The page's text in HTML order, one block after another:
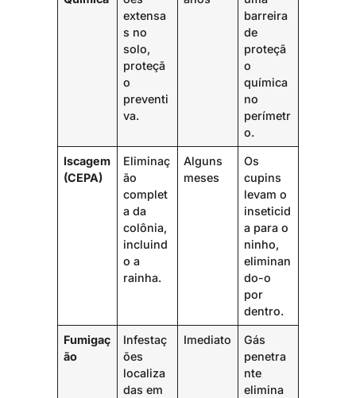
extensa
s no
solo,
proteçã
o
preventi
va.
barreira
de
proteçã
o
química
no
perímetr
o.
Iscagem
(CEPA)
Eliminaç
ão
complet
a da
colônia,
incluind
o a
rainha.
Alguns
meses
Os
cupins
levam o
inseticid
a para o
ninho,
eliminan
do-o
por
dentro.
Fumigaç
ão
Infestaç
ões
localiza
das em
Imediato
Gás
penetra
nte
elimina